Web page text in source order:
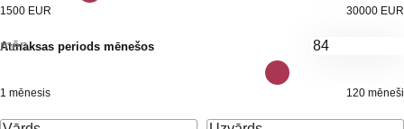
1500 EUR 30000 EUR
Atmaksas periods mēnešos
mēn.
1 mēnesis 120 mēneši